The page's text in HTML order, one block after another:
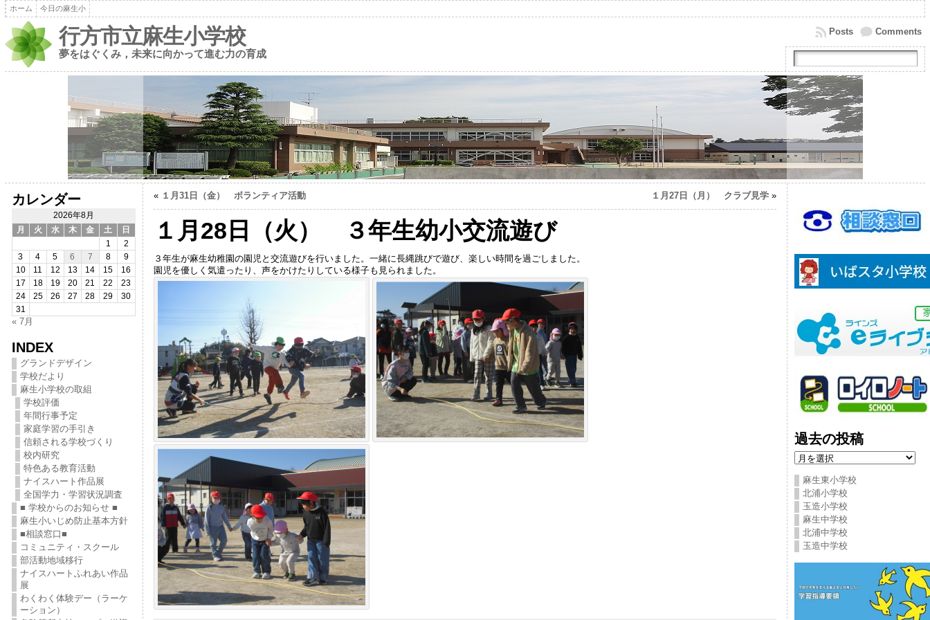
ホーム 今日の麻生小
行方市立麻生小学校
夢をはぐくみ，未来に向かって進む力の育成
Comments
Posts
カレンダー
2026年8月
月
火 水 木 金 土
日
1
2
3
4 5 6 7 8
9
10
11 12 13 14 15
16
17
18 19 20 21 22
23
24
25 26 27 28 29
30
31
« 7月
INDEX
グランドデザイン
学校だより
麻生小学校の取組
学校評価
年間行事予定
家庭学習の手引き
信頼される学校づくり
校内研究
特色ある教育活動
ナイスハート作品展
全国学力・学習状況調査
■ 学校からのお知らせ ■
麻生小いじめ防止基本方針
■相談窓口■
コミュニティ・スクール
部活動地域移行
ナイスハートふれあい作品
展
わくわく体験デー（ラーケ
ーション）
« １月31日（金） ボランティア活動 １月27日（月） クラブ見学»
１月28日（火） ３年生幼小交流遊び
３年生が麻生幼稚園の園児と交流遊びを行いました。一緒に長縄跳びで遊び、楽しい時間を過ごしました。
園児を優しく気遣ったり、声をかけたりしている様子も見られました。
過去の投稿
過
去
の
投
稿
麻生東小学校
北浦小学校
玉造小学校
麻生中学校
北浦中学校
玉造中学校